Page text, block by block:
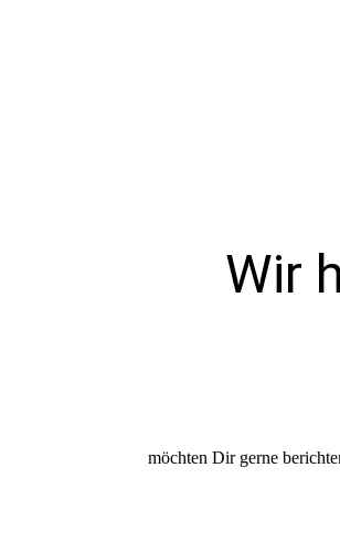
Wir
möchten Dir gerne